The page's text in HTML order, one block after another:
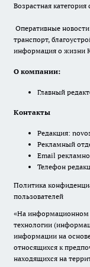
Возрастная категория
Оперативные
транспорт,
информация о жизни
О компании:
Главный
Контакты
Редакция:
Рекламный
Email
Телефон
Политика
пользователей
«На информационном
технологии
информации на
относящихся к
находящихся на